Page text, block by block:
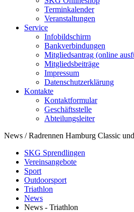
Terminkalender
Veranstaltungen
Service
Infobildschirm
Bankverbindungen
Mitgliedsantrag (online
Mitgliedsbeiträge
Impressum
Datenschutzerklärung
Kontakte
Kontaktformular
Geschäftsstelle
Abteilungsleiter
News / Radrennen Hamburg Classic
SKG Sprendlingen
Vereinsangebote
Sport
Outdoorsport
Triathlon
News
News - Triathlon